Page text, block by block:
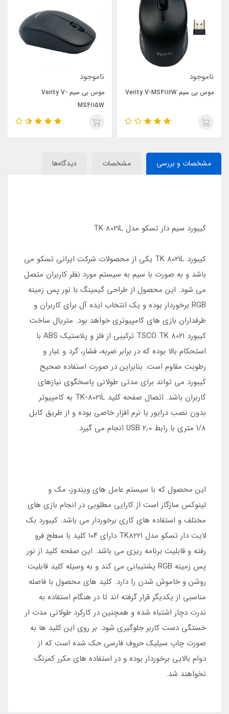
ناموجود
موس بی سیم Verity V-MS4116W
ناموجود
موس بی سیم Verity V-
MS4115W
مشخصات و بررسی مشخصات دیدگاه‌ها
کیبورد سیم دار تسکو مدل TK 8021L
کیبورد TK 8021L یکی از محصولات شرکت ایرانی تسکو می
باشد و به صورت با سیم به سیستم مورد نظر کاربران متصل
می شود. این محصول از طراحی گیمینگ با نور پس زمینه
RGB برخوردار بوده و یک انتخاب ایده آل برای کاربران و
طرفداران بازی های کامپیوتری خواهد بود. متریال ساخت
کیبورد TSCO TK 8021 ترکیبی از فلز و پلاستیک ABS با
استحکام بالا بوده که در برابر ضربه، فشار، گرد و غبار و
رطوبت مقاوم است. بنابراین در صورت استفاده صحیح
کیبورد می تواند برای مدتی طولانی پاسخگوی نیازهای
کاربران باشد. اتصال صفحه کلید TK-8021L به کامپیوتر
بدون نصب درایور یا نرم افزار خاصی بوده و از طریق کابل
۱/۸ متری با رابط ۲٫۰ USB انجام می گیرد.
این محصول که با سیستم عامل های ویندوز، مک و
لینوکس سازگار است از کارایی مطلوبی در انجام بازی های
مختلف و استفاده های کاری برخوردار می باشد. کیبورد بک
لایت دار تسکو مدل TK8221 دارای ۱۰۴ کلید با سطح فرو
رفته و قابلیت برنامه ریزی می باشد. این صفحه کلید از نور
پس زمینه RGB پشتیبانی می کند و به وسیله کلید قابلیت
روشن و خاموش شدن را دارد. کلید های محصول با فاصله
مناسبی از یکدیگر قرار گرفته اند تا در هنگام استفاده به
ندرت دچار اشتباه شده و همچنین در کارکرد طولانی مدت ار
خستگی دست کاربر جلوگیری شود. بر روی این کلید ها به
صورت چاپ سیلیک حروف فارسی حک شده است که از
دوام بالایی برخوردار بوده و در استفاده های مکرر کمرنگ
نخواهند شد.